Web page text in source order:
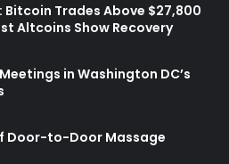
Trades Above $27,800
Altcoins Show Recovery
in Washington DC’s
Door-to-Door Massage